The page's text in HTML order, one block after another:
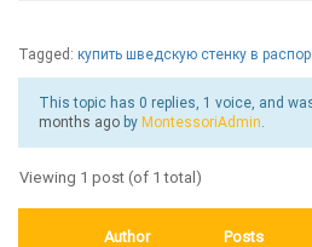
Tagged: купить шведскую стенку в
This topic has 0 replies, 1 voice, and
months ago by MontessoriAdmin.
Viewing 1 post (of 1 total)
Author Posts